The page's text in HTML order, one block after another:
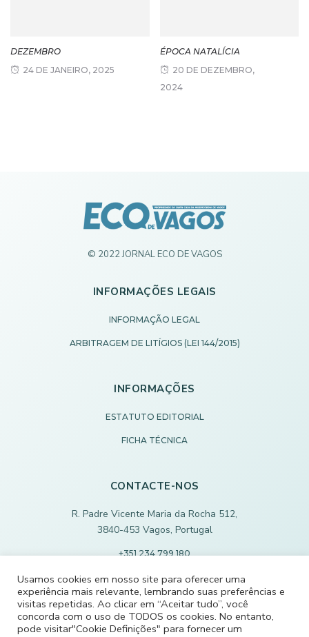
DEZEMBRO
24 DE JANEIRO, 2025
ÉPOCA NATALÍCIA
20 DE DEZEMBRO,
2024
© 2022 JORNAL ECO DE VAGOS
INFORMAÇÕES LEGAIS
INFORMAÇÃO LEGAL
ARBITRAGEM DE LITÍGIOS (LEI 144/2015)
INFORMAÇÕES
ESTATUTO EDITORIAL
FICHA TÉCNICA
CONTACTE-NOS
R. Padre Vicente Maria da Rocha 512,
3840-453 Vagos, Portugal
+351 234 799 180
ECODEVAGOS@SCMVAGOS.EU
CONTACTE-NOS
Usamos cookies em nosso site para oferecer uma
experiência mais relevante, lembrando suas preferências e
visitas repetidas. Ao clicar em “Aceitar tudo”, você
concorda com o uso de TODOS os cookies. No entanto,
pode visitar"Cookie Definições" para fornecer um